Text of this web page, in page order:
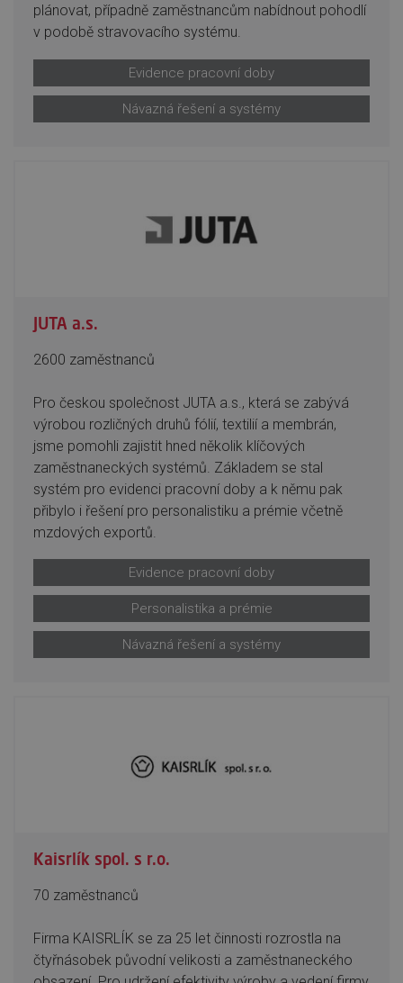
plánovat, případně zaměstnancům nabídnout pohodlí
v podobě stravovacího systému.
Evidence pracovní doby
Návazná řešení a systémy
JUTA a.s.
2600 zaměstnanců
Pro českou společnost JUTA a.s., která se zabývá
výrobou rozličných druhů fólií, textilií a membrán,
jsme pomohli zajistit hned několik klíčových
zaměstnaneckých systémů. Základem se stal
systém pro evidenci pracovní doby a k němu pak
přibylo i řešení pro personalistiku a prémie včetně
mzdových exportů.
Evidence pracovní doby
Personalistika a prémie
Návazná řešení a systémy
Kaisrlík spol. s r.o.
70 zaměstnanců
Firma KAISRLÍK se za 25 let činnosti rozrostla na
čtyřnásobek původní velikosti a zaměstnaneckého